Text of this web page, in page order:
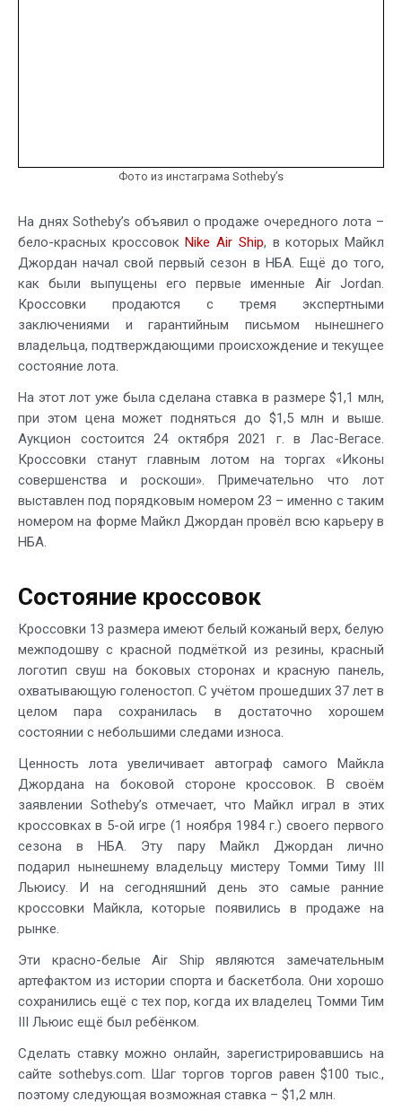
Фото из инстаграма Sotheby’s
На днях Sotheby’s объявил о продаже очередного лота –
бело-красных кроссовокNike Air Ship, в которых Майкл
Джордан начал свой первый сезон в НБА. Ещё до того,
как были выпущены его первые именные Air Jordan.
Кроссовки продаются с тремя экспертными
заключениями и гарантийным письмом нынешнего
владельца, подтверждающими происхождение и текущее
состояние лота.
На этот лот уже была сделана ставка в размере $1,1 млн,
при этом цена может подняться до $1,5 млн и выше.
Аукцион состоится 24 октября 2021 г. в Лас-Вегасе.
Кроссовки станут главным лотом на торгах «Иконы
совершенства и роскоши». Примечательно что лот
выставлен под порядковым номером 23 – именно с таким
номером на форме Майкл Джордан провёл всю карьеру в
НБА.
Состояние кроссовок
Кроссовки 13 размера имеют белый кожаный верх, белую
межподошву с красной подмёткой из резины, красный
логотип свуш на боковых сторонах и красную панель,
охватывающую голеностоп. С учётом прошедших 37 лет в
целом пара сохранилась в достаточно хорошем
состоянии с небольшими следами износа.
Ценность лота увеличивает автограф самого Майкла
Джордана на боковой стороне кроссовок. В своём
заявлении Sotheby’s отмечает, что Майкл играл в этих
кроссовках в 5-ой игре (1 ноября 1984 г.) своего первого
сезона в НБА. Эту пару Майкл Джордан лично
подарил нынешнему владельцу мистеру Томми Тиму III
Льюису. И на сегодняшний день это самые ранние
кроссовки Майкла, которые появились в продаже на
рынке.
Эти красно-белые Air Ship являются замечательным
артефактом из истории спорта и баскетбола. Они хорошо
сохранились ещё с тех пор, когда их владелец Томми Тим
III Льюис ещё был ребёнком.
Сделать ставку можно онлайн, зарегистрировавшись на
сайте sothebys.com. Шаг торгов торгов равен $100 тыс.,
поэтому следующая возможная ставка – $1,2 млн.